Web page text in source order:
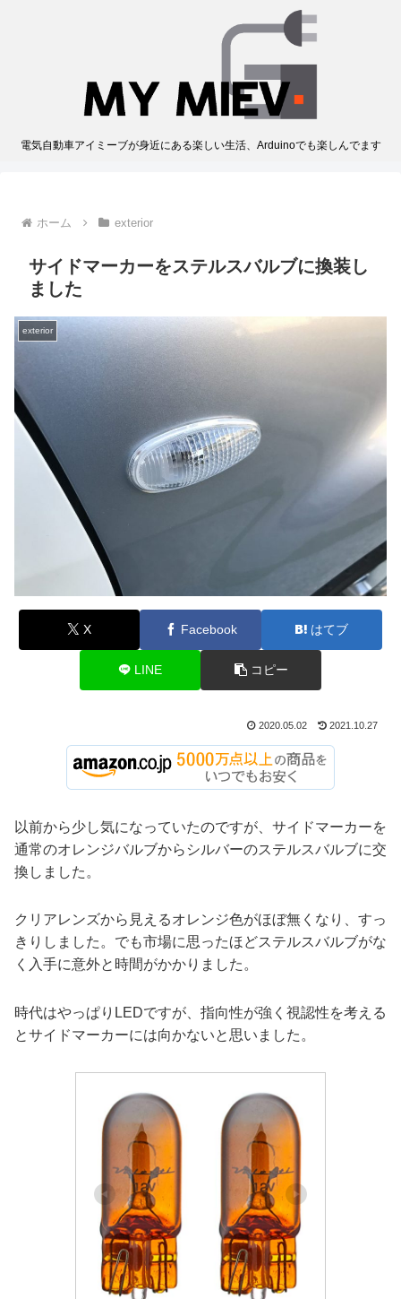
電気自動車アイミーブが身近にある楽しい生活、Arduinoでも楽しんでます
ホーム exterior
サイドマーカーをステルスバルブに換装し
ました
exterior
X Facebook はてブ
LINE コピー
2020.05.02 2021.10.27
以前から少し気になっていたのですが、サイドマーカーを
通常のオレンジバルブからシルバーのステルスバルブに交
換しました。
クリアレンズから見えるオレンジ色がほぼ無くなり、すっ
きりしました。でも市場に思ったほどステルスバルブがな
く入手に意外と時間がかかりました。
時代はやっぱりLEDですが、指向性が強く視認性を考える
とサイドマーカーには向かないと思いました。